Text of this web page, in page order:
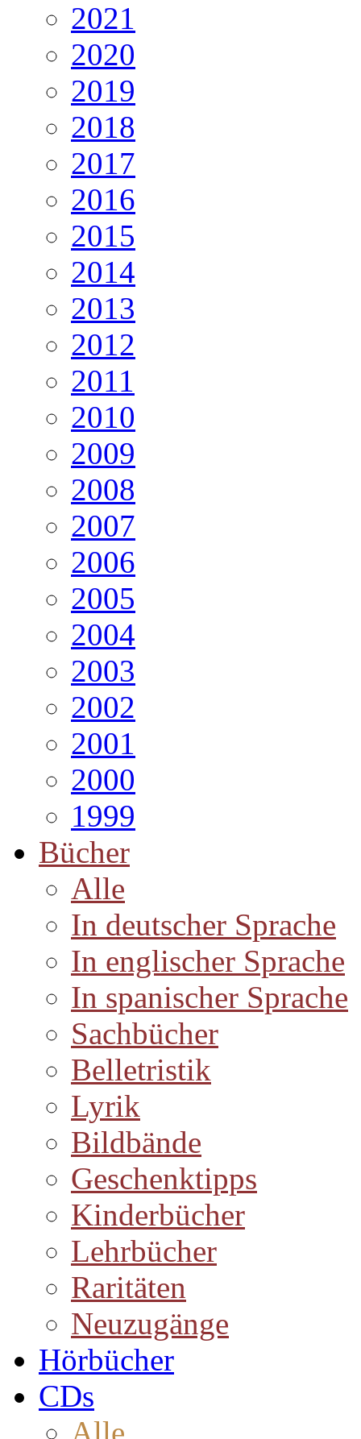
2021
2020
2019
2018
2017
2016
2015
2014
2013
2012
2011
2010
2009
2008
2007
2006
2005
2004
2003
2002
2001
2000
1999
Bücher
Alle
In deutscher Sprache
In englischer Sprache
In spanischer Sprache
Sachbücher
Belletristik
Lyrik
Bildbände
Geschenktipps
Kinderbücher
Lehrbücher
Raritäten
Neuzugänge
Hörbücher
CDs